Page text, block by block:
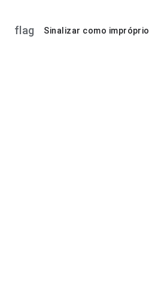
flag Sinalizar como impróprio